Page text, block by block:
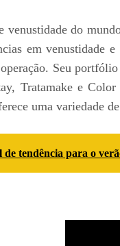
venustidade do
em venustidade
Seu
Tratamake e
uma variedade
tendência para o